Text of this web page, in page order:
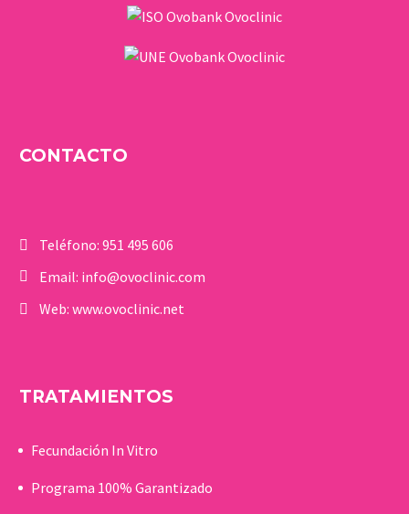
CONTACTO
Teléfono: 951 495 606
Email: info@ovoclinic.com
Web: www.ovoclinic.net
TRATAMIENTOS
Fecundación In Vitro
Programa 100% Garantizado